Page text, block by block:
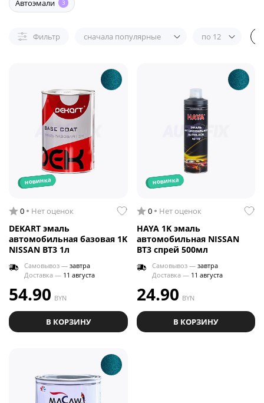
Автоэмали 3
Фильтр сначала популярные по 12
новинка
0 Нет оценок
DEKART эмаль
автомобильная базовая 1K
NISSAN BT3 1л
Самовывоз — завтра
Доставка — 11 августа
54.90 BYN
В КОРЗИНУ
новинка
0 Нет оценок
HAYA 1K эмаль
автомобильная NISSAN
BT3 спрей 500мл
Самовывоз — завтра
Доставка — 11 августа
24.90 BYN
В КОРЗИНУ